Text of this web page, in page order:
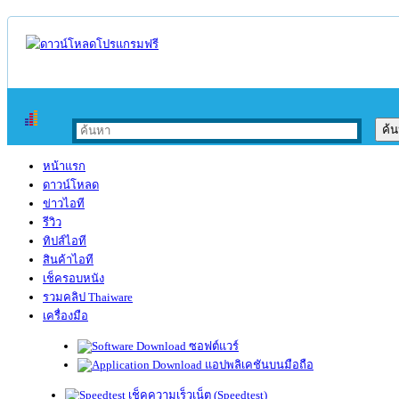
หน้าแรก
ดาวน์โหลด
ข่าวไอที
รีวิว
ทิปส์ไอที
สินค้าไอที
เช็ครอบหนัง
รวมคลิป Thaiware
เครื่องมือ
ซอฟต์แวร์
แอปพลิเคชันบนมือถือ
เช็คความเร็วเน็ต (Speedtest)